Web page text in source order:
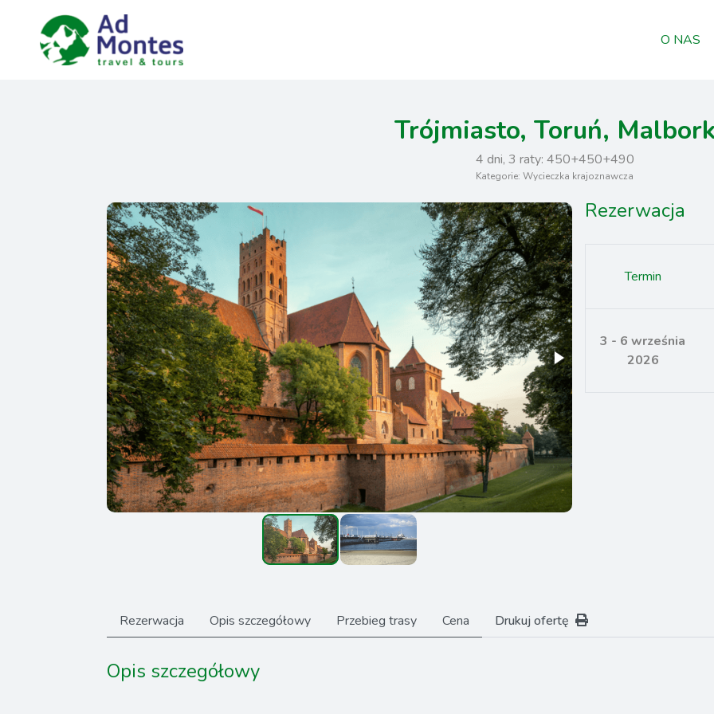
O NAS
Trójmiasto, Toruń,
4 dni, 3 raty: 450+450+490
Kategorie: Wycieczka krajoznawcza
Rezerwacja
Termin
3 - 6 września
2026
Rezerwacja Opis szczegółowy Przebieg trasy Cena Drukuj ofertę
Opis szczegółowy